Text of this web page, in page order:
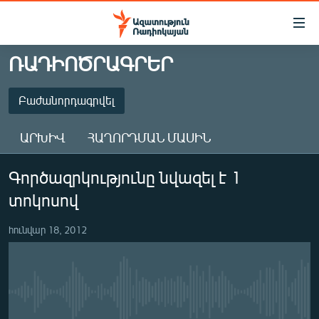
Մատչելիության
Անցնել
հիմնական
բովանդակությանը
Անցնել
մենյուին
Որոնում
ԱԶԱՏՈՒԹՅՈՒՆ TV
ՀԱՅԱՍՏԱՆ
ԸՆՏՐՈՒԹՅՈՒՆՆԵՐ 2026
ԻՐԱՎՈՒՆՔ
ՀԱՍԱՐԱԿՈՒԹՅՈՒՆ
ՏՆՏԵՍՈՒԹՅՈՒՆ
ՌԱԴԻՈԾՐԱԳՐԵՐ
Բաժանորդագրվել
ԱՐԽԻՎ ՀԱՂՈՐԴՄԱՆ ՄԱՍԻՆ
Գործազրկությունը նվազել է 1
տոկոսով
հունվար 18, 2012